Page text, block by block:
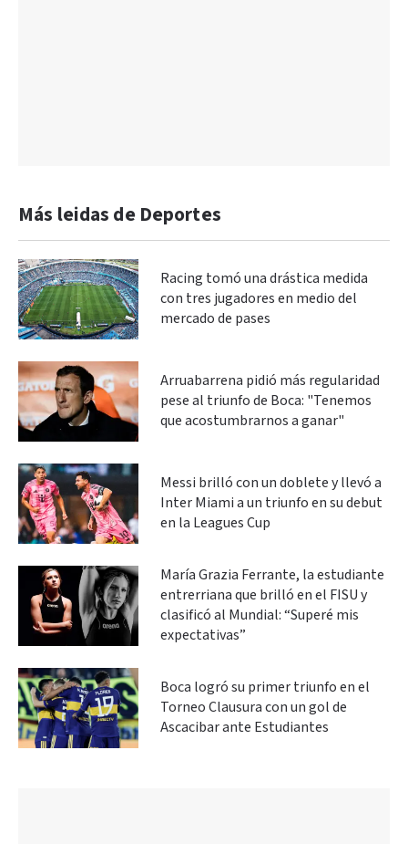
Más leidas de Deportes
Racing tomó una drástica medida
con tres jugadores en medio del
mercado de pases
Arruabarrena pidió más regularidad
pese al triunfo de Boca: "Tenemos
que acostumbrarnos a ganar"
Messi brilló con un doblete y llevó a
Inter Miami a un triunfo en su debut
en la Leagues Cup
María Grazia Ferrante, la estudiante
entrerriana que brilló en el FISU y
clasificó al Mundial: “Superé mis
expectativas”
Boca logró su primer triunfo en el
Torneo Clausura con un gol de
Ascacibar ante Estudiantes